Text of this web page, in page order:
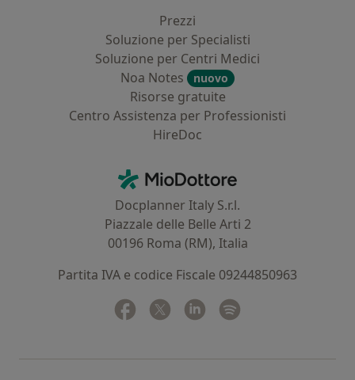
Prezzi
Soluzione per Specialisti
Soluzione per Centri Medici
Noa Notes
nuovo
Risorse gratuite
Centro Assistenza per Professionisti
HireDoc
MioDottore - Homepage
Docplanner Italy S.r.l.
Piazzale delle Belle Arti 2
00196 Roma (RM), Italia
Partita IVA e codice Fiscale 09244850963
Facebook
si apre in una nuova scheda
Twitter
si apre in una nuova scheda
Linkedin
si apre in una nuova